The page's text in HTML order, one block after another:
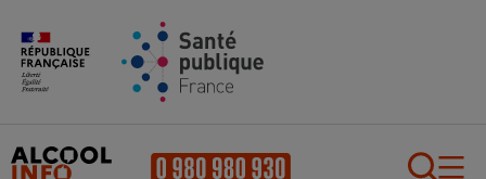
Aller au contenu principal